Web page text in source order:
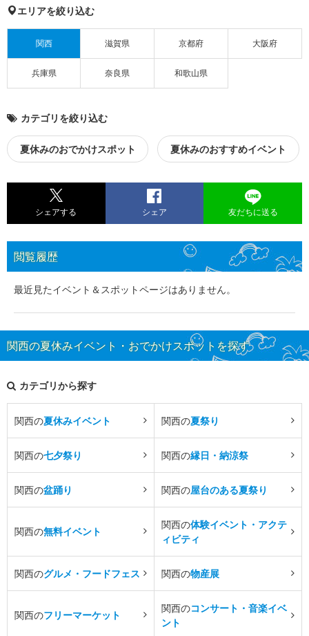
エリアを絞り込む
関西 滋賀県 京都府 大阪府
兵庫県 奈良県 和歌山県
カテゴリを絞り込む
夏休みのおでかけスポット 夏休みのおすすめイベント
シェアする シェア 友だちに送る
閲覧履歴
最近見たイベント＆スポットページはありません。
関西の夏休みイベント・おでかけスポットを探す
カテゴリから探す
関西の夏休みイベント 関西の夏祭り
関西の七夕祭り 関西の縁日・納涼祭
関西の盆踊り 関西の屋台のある夏祭り
関西の無料イベント
関西の体験イベント・アクテ
ィビティ
関西のグルメ・フードフェス 関西の物産展
関西のフリーマーケット
関西のコンサート・音楽イベ
ント